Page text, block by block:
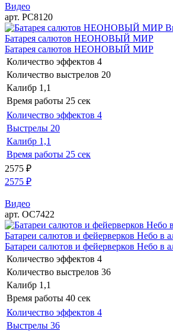
Видео
арт. РС8120
Батарея салютов НЕОНОВЫЙ МИР
Батарея салютов НЕОНОВЫЙ МИР
Количество эффектов 4
Количество выстрелов 20
Калибр 1,1
Время работы 25 сек
Количество эффектов 4
Выстрелы 20
Калибр 1,1
Время работы 25 сек
2575 ₽
2575 ₽
Видео
арт. ОС7422
Батареи салютов и фейерверков Небо в
Батареи салютов и фейерверков Небо в
Количество эффектов 4
Количество выстрелов 36
Калибр 1,1
Время работы 40 сек
Количество эффектов 4
Выстрелы 36